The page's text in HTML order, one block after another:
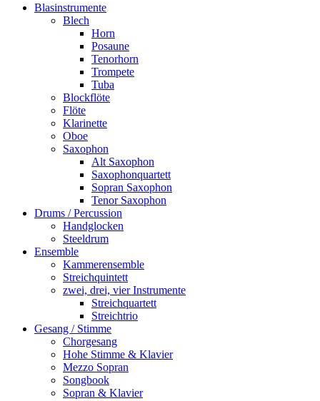
Blasinstrumente
Blech
Horn
Posaune
Tenorhorn
Trompete
Tuba
Blockflöte
Flöte
Klarinette
Oboe
Saxophon
Alt Saxophon
Saxophonquartett
Sopran Saxophon
Tenor Saxophon
Drums / Percussion
Handglocken
Steeldrum
Ensemble
Kammerensemble
Streichquintett
zwei, drei, vier Instrumente
Streichquartett
Streichtrio
Gesang / Stimme
Chorgesang
Hohe Stimme & Klavier
Mezzo Sopran
Songbook
Sopran & Klavier